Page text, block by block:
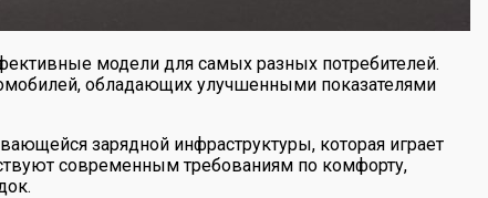
модели для самых разных потребителей.
обладающих улучшенными показателями
зарядной инфраструктуры, которая играет
современным требованиям по комфорту,